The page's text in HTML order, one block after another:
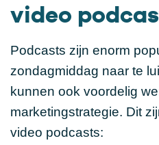
video
Podcasts zijn enorm
zondagmiddag naar te
kunnen ook voordelig
marketingstrategie. Dit
video podcasts: